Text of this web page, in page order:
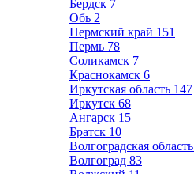
Бердск 7
Обь 2
Пермский край 151
Пермь 78
Соликамск 7
Краснокамск 6
Иркутская область 147
Иркутск 68
Ангарск 15
Братск 10
Волгоградская область
Волгоград 83